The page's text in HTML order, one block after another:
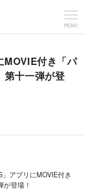
MENU
MOVIE付き「パ
第十一弾が登
アプリにMOVIE付き
が登場！